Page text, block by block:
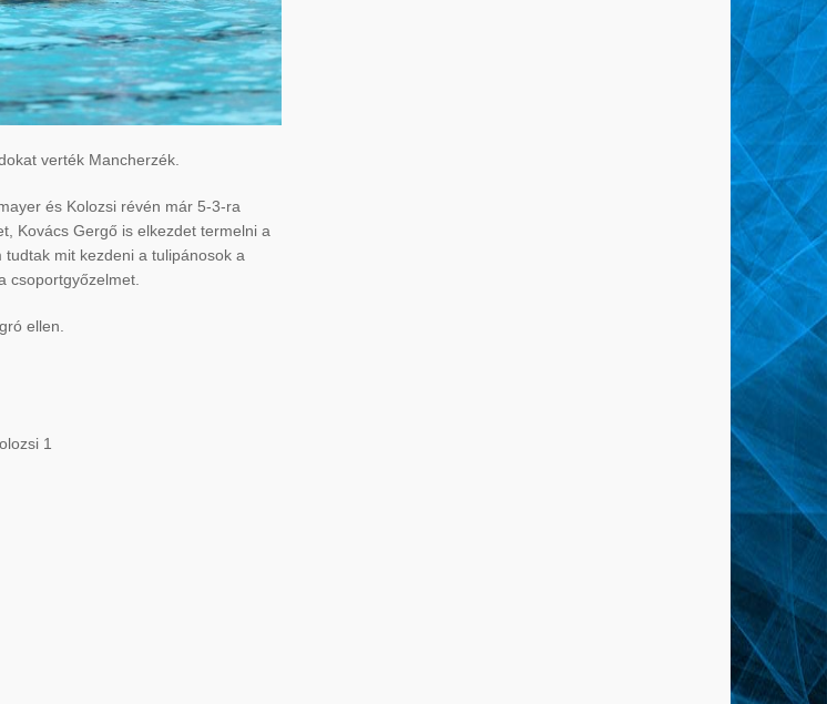
verték Mancherzék.
és Kolozsi révén már 5-3-ra
Kovács Gergő is elkezdet termelni a
mit kezdeni a tulipánosok a
csoportgyőzelmet.
ellen.
1